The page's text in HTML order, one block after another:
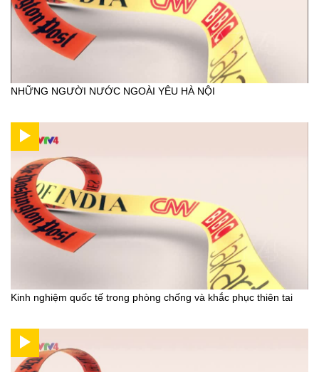
NHỮNG NGƯỜI NƯỚC NGOÀI YÊU HÀ NỘI
Kinh nghiệm quốc tế trong phòng chống và khắc phục thiên tai